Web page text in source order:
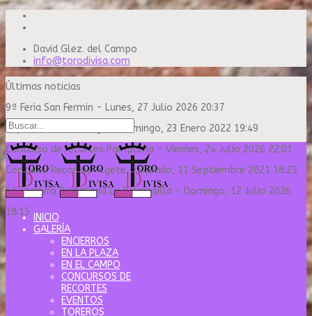
David Glez. del Campo
info@torodivisa.com
Últimas noticias
9ª Feria San Fermin - Lunes, 27 Julio 2026 20:37
Capea Sanse Domingo
Domingo, 23 Enero 2022 19:49
Concurso de recortes Pamplona - Viernes, 24 Julio 2026 22:01
Concurso Recortes Algete-Sábado, 11 Septiembre 2021 18:25
6º Encierro Pamplona La Palmosilla - Domingo, 12 Julio 2026
18:15
INICIO
GALERÍA
ENCIERROS
EN LA PLAZA
EN EL CAMPO
CONCURSOS DE
RECORTES
EVENTOS
TOREROS